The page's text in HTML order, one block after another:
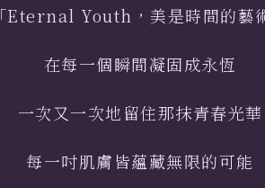
「Eternal Youth，美是時間的藝
在每一個瞬間凝固成永恆
一次又一次地留住那抹青春光華
每一吋肌膚皆蘊藏無限的可能